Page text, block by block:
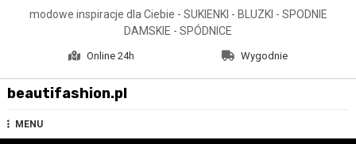
modowe inspiracje dla Ciebie - SUKIENKI - BLUZKI - SPODNIE
DAMSKIE - SPÓDNICE
Online 24h Wygodnie
beautifashion.pl
MENU